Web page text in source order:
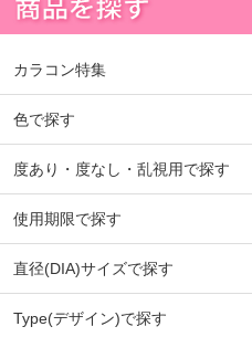
カラコン特集
色で探す
度あり・度なし・乱視用で探す
使用期限で探す
直径(DIA)サイズで探す
Type(デザイン)で探す